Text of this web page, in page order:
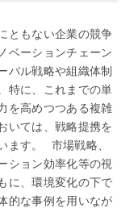
ともない企業の競争
ベーションチェーン
バル戦略や組織体制
特に、これまでの単
を高めつつある複雑
いては、戦略提携を
ます。 市場戦略、
ション効率化等の視
に、環境変化の下で
的な事例を用いなが